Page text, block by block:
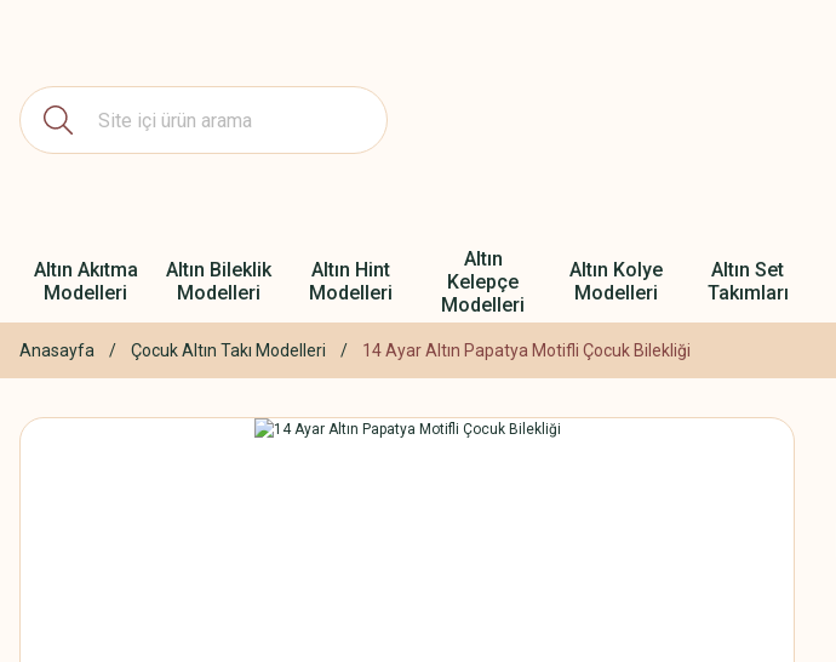
Altın Akıtma
Modelleri
Altın Bileklik
Modelleri
Altın Hint
Modelleri
Altın
Kelepçe
Modelleri
Altın Kolye
Modelleri
Altın Set
Takımları
Anasayfa Çocuk Altın Takı Modelleri 14 Ayar Altın Papatya Motifli Çocuk Bilekliği